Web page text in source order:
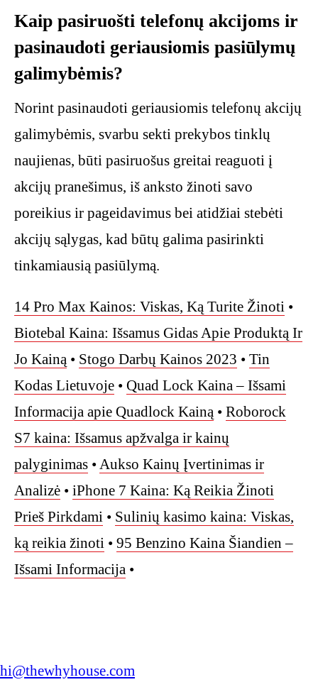
Kaip pasiruošti telefonų akcijoms ir
pasinaudoti geriausiomis pasiūlymų
galimybėmis?
Norint pasinaudoti geriausiomis telefonų akcijų
galimybėmis, svarbu sekti prekybos tinklų
naujienas, būti pasiruošus greitai reaguoti į
akcijų pranešimus, iš anksto žinoti savo
poreikius ir pageidavimus bei atidžiai stebėti
akcijų sąlygas, kad būtų galima pasirinkti
tinkamiausią pasiūlymą.
14 Pro Max Kainos: Viskas, Ką Turite Žinoti •
Biotebal Kaina: Išsamus Gidas Apie Produktą Ir
Jo Kainą • Stogo Darbų Kainos 2023 • Tin
Kodas Lietuvoje • Quad Lock Kaina – Išsami
Informacija apie Quadlock Kainą • Roborock
S7 kaina: Išsamus apžvalga ir kainų
palyginimas •Aukso Kainų Įvertinimas ir
Analizė • iPhone 7 Kaina: Ką Reikia Žinoti
Prieš Pirkdami • Sulinių kasimo kaina: Viskas,
ką reikia žinoti • 95 Benzino Kaina Šiandien –
Išsami Informacija •
hi@thewhyhouse.com